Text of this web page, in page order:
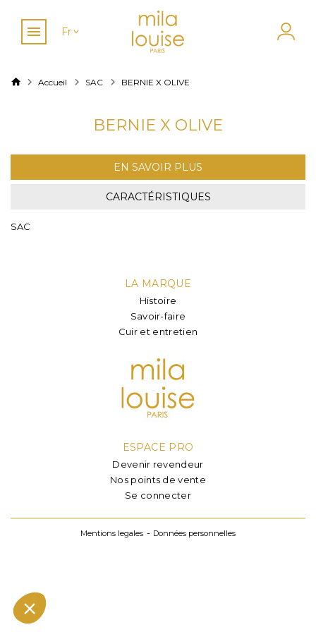
Fr
Accueil SAC BERNIE X OLIVE
BERNIE X OLIVE
EN SAVOIR PLUS
CARACTÉRISTIQUES
SAC
LA MARQUE
Histoire
Savoir-faire
Cuir et entretien
ESPACE PRO
Devenir revendeur
Nos points de vente
Se connecter
Mentions legales Données personnelles